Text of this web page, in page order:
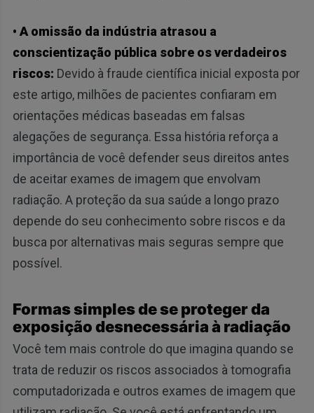
• A omissão da indústria atrasou a
conscientização pública sobre os verdadeiros
riscos: Devido à fraude científica inicial exposta por
este artigo, milhões de pacientes confiaram em
orientações médicas baseadas em falsas
alegações de segurança. Essa história reforça a
importância de você defender seus direitos antes
de aceitar exames de imagem que envolvam
radiação. A proteção da sua saúde a longo prazo
depende do seu conhecimento sobre riscos e da
busca por alternativas mais seguras sempre que
possível.
Formas simples de se proteger da
exposição desnecessária à radiação
Você tem mais controle do que imagina quando se
trata de reduzir os riscos associados à tomografia
computadorizada e outros exames de imagem que